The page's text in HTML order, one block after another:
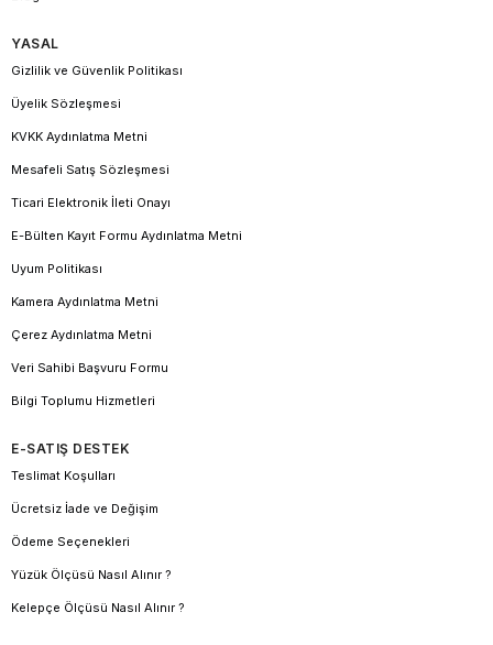
YASAL
Gizlilik ve Güvenlik Politikası
Üyelik Sözleşmesi
KVKK Aydınlatma Metni
Mesafeli Satış Sözleşmesi
Ticari Elektronik İleti Onayı
E-Bülten Kayıt Formu Aydınlatma Metni
Uyum Politikası
Kamera Aydınlatma Metni
Çerez Aydınlatma Metni
Veri Sahibi Başvuru Formu
Bilgi Toplumu Hizmetleri
E-SATIŞ DESTEK
Teslimat Koşulları
Ücretsiz İade ve Değişim
Ödeme Seçenekleri
Yüzük Ölçüsü Nasıl Alınır ?
Kelepçe Ölçüsü Nasıl Alınır ?